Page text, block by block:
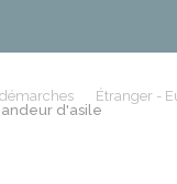
Étranger -
d'asile